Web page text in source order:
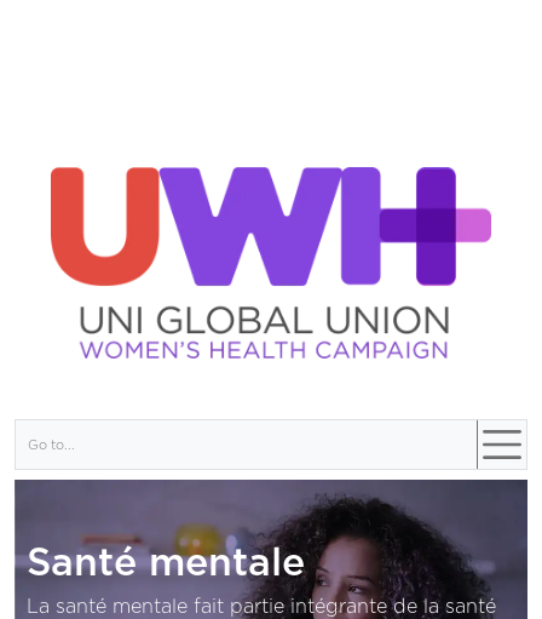
Go to...
Santé mentale
La santé mentale fait partie intégrante de la santé